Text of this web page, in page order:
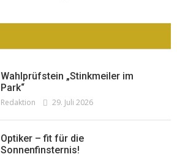
Wahlprüfstein „Stinkmeiler im
Park“
Redaktion 29. Juli 2026
Optiker – fit für die
Sonnenfinsternis!